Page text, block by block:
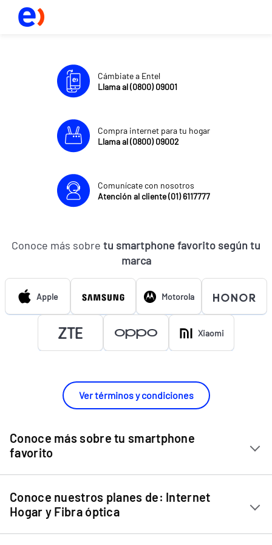
Cámbiate a Entel
Llama al (0800) 09001
Compra internet para tu hogar
Llama al (0800) 09002
Comunícate con nosotros
Atención al cliente (01) 6117777
Conoce más sobre tu smartphone favorito según tu
marca
Apple Motorola
Xiaomi
Ver términos y condiciones
Conoce más sobre tu smartphone
favorito
Chip Entel
Apple iPhone 11
Apple iPhone 12 Mini
Conoce nuestros planes de: Internet
Hogar y Fibra óptica
Internet Hogar